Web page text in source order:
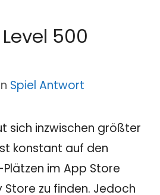
500
Spiel Antwort
sich inzwischen größter
konstant auf den
im App Store
Store zu finden. Jedoch